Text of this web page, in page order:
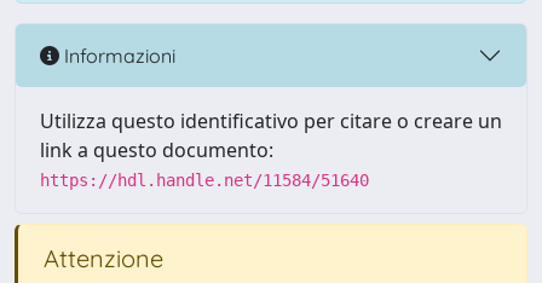
Informazioni
Utilizza questo identificativo per citare o creare un
link a questo documento:
https://hdl.handle.net/11584/51640
Attenzione